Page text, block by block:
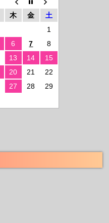
木 金
土
1
6 7
8
13 14
15
20 21
22
27 28
29